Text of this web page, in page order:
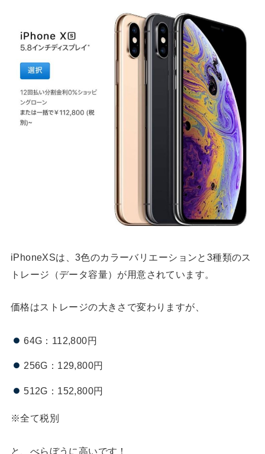
iPhoneXSは、3色のカラーバリエーションと3種類のス
トレージ（データ容量）が用意されています。
価格はストレージの大きさで変わりますが、
64G：112,800円
256G：129,800円
512G：152,800円
※全て税別
と、べらぼうに高いです！